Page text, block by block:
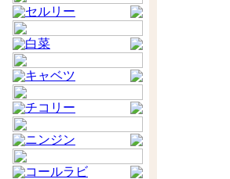
セルリー
白菜
キャベツ
チコリー
ニンジン
コールラビ